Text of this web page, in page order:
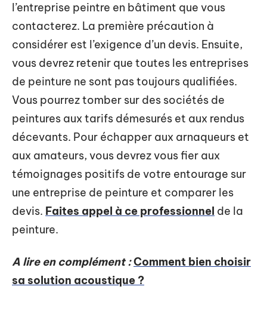
l’entreprise peintre en bâtiment que vous
contacterez. La première précaution à
considérer est l’exigence d’un devis. Ensuite,
vous devrez retenir que toutes les entreprises
de peinture ne sont pas toujours qualifiées.
Vous pourrez tomber sur des sociétés de
peintures aux tarifs démesurés et aux rendus
décevants. Pour échapper aux arnaqueurs et
aux amateurs, vous devrez vous fier aux
témoignages positifs de votre entourage sur
une entreprise de peinture et comparer les
devis. Faites appel à ce professionnel de la
peinture.
A lire en complément :Comment bien choisir
sa solution acoustique ?